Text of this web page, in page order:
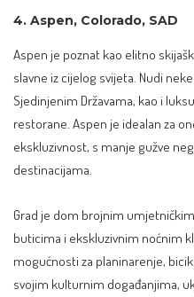
4. Aspen, Colorado, SAD
Aspen je poznat kao elitno
slavne iz cijelog svijeta. Nudi
Sjedinjenim Državama, kao i
restorane. Aspen je idealan za
ekskluzivnost, s manje gužve
destinacijama.
Grad je dom brojnim
buticima i ekskluzivnim noćnim
mogućnosti za planinarenje,
svojim kulturnim događanjima,